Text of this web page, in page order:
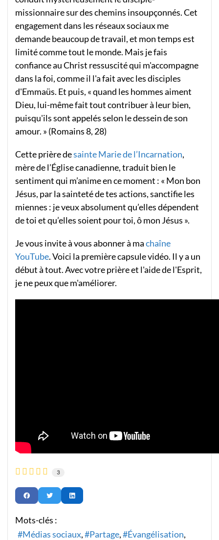
missionnaire sur des chemins insoupçonnés. Cet
engagement dans les réseaux sociaux me
demande beaucoup de travail, et mon temps est
limité comme tout le monde. Mais je fais
confiance au Christ ressuscité qui m'accompagne
dans la foi, comme il l'a fait avec les disciples
d'Emmaüs. Et puis, « quand les hommes aiment
Dieu, lui-même fait tout contribuer à leur bien,
puisqu'ils sont appelés selon le dessein de son
amour. » (Romains 8, 28)
Cette prière desainte Marie de l’Incarnation,
mère de l’Église canadienne, traduit bien le
sentiment qui m’anime en ce moment : « Mon bon
Jésus, par la sainteté de tes actions, sanctifie les
miennes : je veux absolument qu’elles dépendent
de toi et qu’elles soient pour toi, ô mon Jésus ».
Je vous invite à vous abonner à machaîne
YouTube. Voici la première capsule vidéo. Il y a un
début à tout. Avec votre prière et l'aide de l'Esprit,
je ne peux que m'améliorer.
3
Mots-clés :
Médias sociaux
Partage Évangélisation